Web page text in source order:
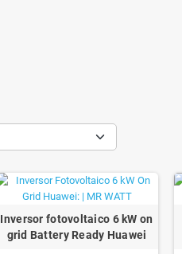
Inversor fotovoltaico 6 kW on
grid Battery Ready Huawei